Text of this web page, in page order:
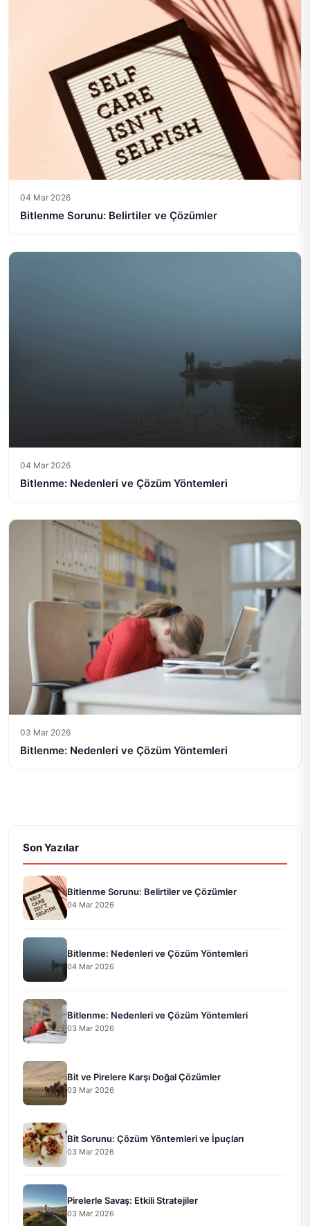
04 Mar 2026
Bitlenme Sorunu: Belirtiler ve Çözümler
04 Mar 2026
Bitlenme: Nedenleri ve Çözüm Yöntemleri
03 Mar 2026
Bitlenme: Nedenleri ve Çözüm Yöntemleri
Son Yazılar
Bitlenme Sorunu: Belirtiler ve Çözümler
04 Mar 2026
Bitlenme: Nedenleri ve Çözüm Yöntemleri
04 Mar 2026
Bitlenme: Nedenleri ve Çözüm Yöntemleri
03 Mar 2026
Bit ve Pirelere Karşı Doğal Çözümler
03 Mar 2026
Bit Sorunu: Çözüm Yöntemleri ve İpuçları
03 Mar 2026
Pirelerle Savaş: Etkili Stratejiler
03 Mar 2026